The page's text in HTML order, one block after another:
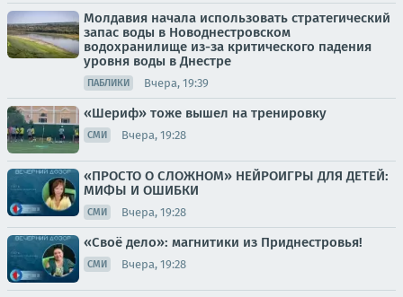
Молдавия начала использовать стратегический
запас воды в Новоднестровском
водохранилище из-за критического падения
уровня воды в Днестре
ПАБЛИКИ Вчера, 19:39
«Шериф» тоже вышел на тренировку
СМИ Вчера, 19:28
«ПРОСТО О СЛОЖНОМ» НЕЙРОИГРЫ ДЛЯ ДЕТЕЙ:
МИФЫ И ОШИБКИ
СМИ Вчера, 19:28
«Своё дело»: магнитики из Приднестровья!
СМИ Вчера, 19:28